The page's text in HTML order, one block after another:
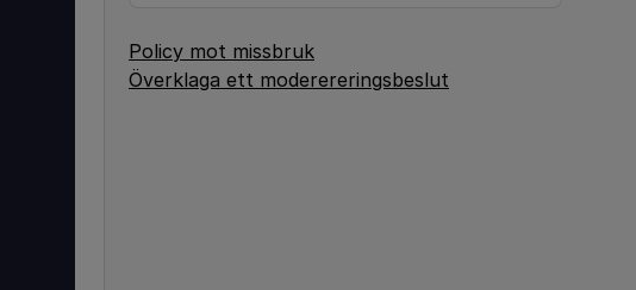
Policy mot missbruk
Överklaga ett moderereringsbeslut